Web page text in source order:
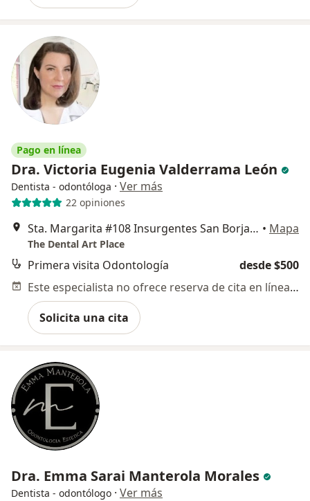
Pago en línea
Dra. Victoria Eugenia Valderrama León
Dentista - odontóloga · Ver más
22 opiniones
Sta. Margarita #108 Insurgentes San Borja, Benito Juárez • Mapa
The Dental Art Place
Primera visita Odontología
desde $500
Este especialista no ofrece reserva de cita en línea en esta dirección.
Solicita una cita
Dra. Emma Sarai Manterola Morales
Dentista - odontólogo · Ver más